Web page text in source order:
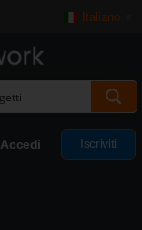
Italiano
Accedi Iscriviti